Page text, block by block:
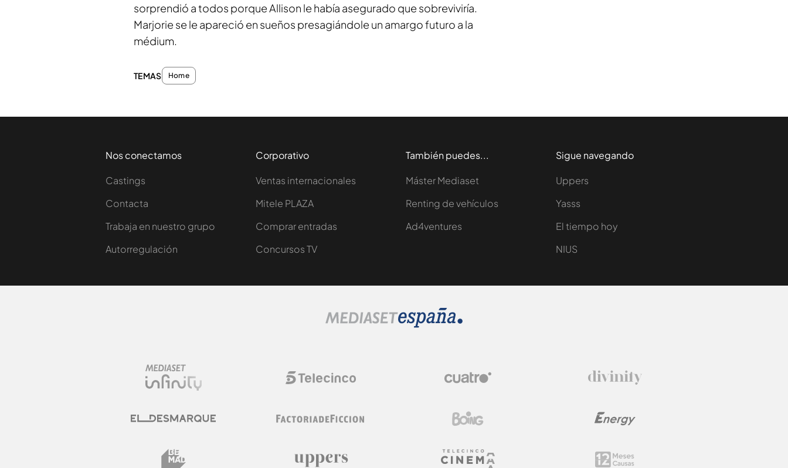
sorprendió a todos porque Allison le había asegurado que sobreviviría.
Marjorie se le apareció en sueños presagiándole un amargo futuro a la
médium.
TEMAS Home
Nos conectamos
Castings
Contacta
Trabaja en nuestro grupo
Autorregulación
Corporativo
Ventas internacionales
Mitele PLAZA
Comprar entradas
Concursos TV
También puedes...
Máster Mediaset
Renting de vehículos
Ad4ventures
Sigue navegando
Uppers
Yasss
El tiempo hoy
NIUS